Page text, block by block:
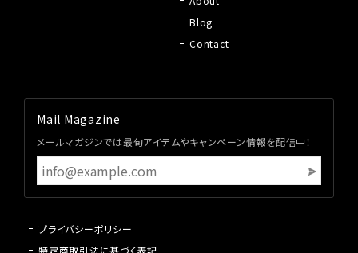
Blog
Contact
Mail Magazine
メールマガジンでは最旬アイテムやキャンペーン情報を配信中！
プライバシーポリシー